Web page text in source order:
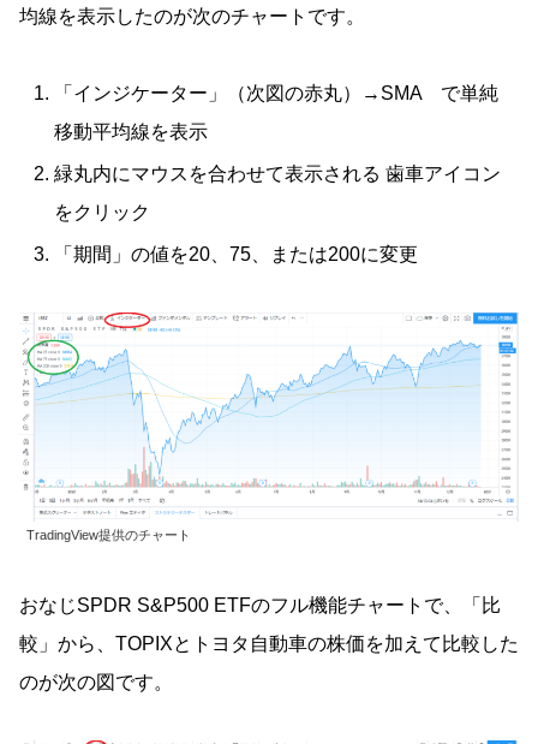
均線を表示したのが次のチャートです。
「インジケーター」（次図の赤丸）→SMA で単純
移動平均線を表示
緑丸内にマウスを合わせて表示される 歯車アイコン
をクリック
「期間」の値を20、75、または200に変更
TradingView提供のチャート
おなじSPDR S&P500 ETFのフル機能チャートで、「比
較」から、TOPIXとトヨタ自動車の株価を加えて比較した
のが次の図です。